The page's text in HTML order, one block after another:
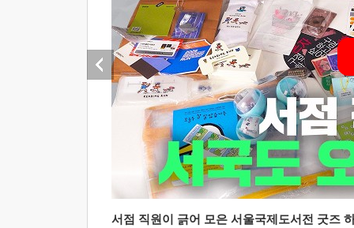
서점 직원이 긁어 모은 서울국제도서전 굿즈